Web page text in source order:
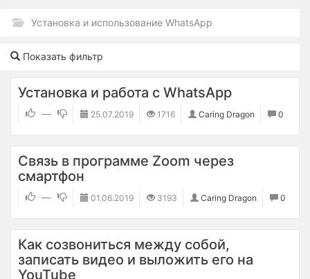
Установка и использование WhatsApp
Показать фильтр
Установка и работа с WhatsApp
— 25.07.2019 1716 Caring Dragon 0
Связь в программе Zoom через
смартфон
— 01.06.2019 3193 Caring Dragon 0
Как созвониться между собой,
записать видео и выложить его на
YouTube